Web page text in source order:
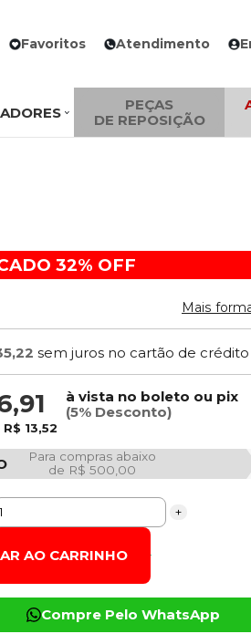
Favoritos Atendimento
PEÇAS
DE REPOSIÇÃO
32% OFF
Mais
sem juros no cartão de crédito
à vista no boleto ou pix
(5% Desconto)
R$ 13,52
Para compras abaixo
de R$ 500,00
+
AO CARRINHO
Compre Pelo WhatsApp